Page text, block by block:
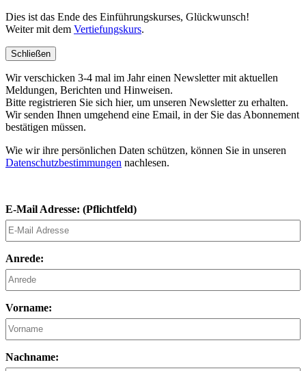
Dies ist das Ende des Einführungskurses, Glückwunsch!
Weiter mit dem Vertiefungskurs.
Schließen
Wir verschicken 3-4 mal im Jahr einen Newsletter mit aktuellen
Meldungen, Berichten und Hinweisen.
Bitte registrieren Sie sich hier, um unseren Newsletter zu erhalten.
Wir senden Ihnen umgehend eine Email, in der Sie das Abonnement
bestätigen müssen.
Wie wir ihre persönlichen Daten schützen, können Sie in unseren
Datenschutzbestimmungen nachlesen.
E-Mail Adresse: (Pflichtfeld)
Anrede:
Vorname:
Nachname: